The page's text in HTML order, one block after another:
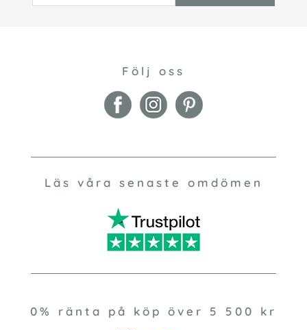
Följ oss
Läs våra senaste omdömen
0% ränta på köp över 5 500 kr